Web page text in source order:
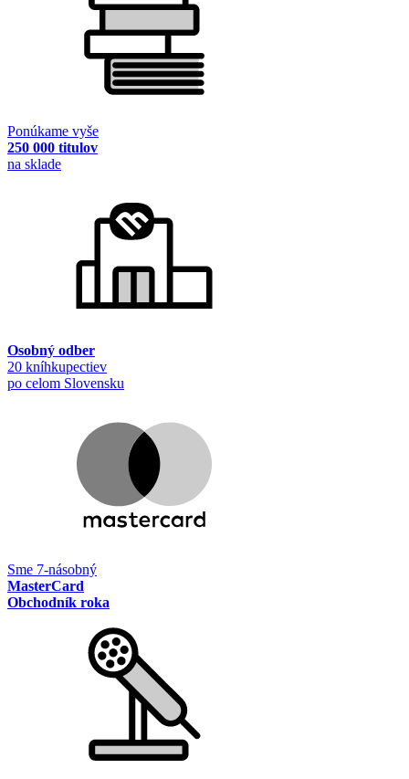
Ponúkame vyše
250 000 titulov
na sklade
Osobný odber
20 kníhkupectiev
po celom Slovensku
Sme 7-násobný
MasterCard
Obchodník roka